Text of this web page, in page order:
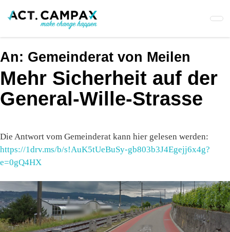
An: Gemeinderat von Meilen
Mehr Sicherheit auf der
General-Wille-Strasse
Die Antwort vom Gemeinderat kann hier gelesen werden:
https://1drv.ms/b/s!AuK5tUeBuSy-gb803b3J4Egejj6x4g?
e=0gQ4HX